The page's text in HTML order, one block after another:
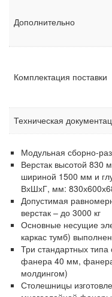
Пластиковые лотки и
Стеллажи
Шкафы
Тележки ручные для
Колеса и колесные
Контейнеры
Грузоподъемное
Нестандартные
Платформы подкатные
Дополнительно
Комплектация поставки
Техническая
Модульная сборно-
Верстак высотой 830
шириной 1500 мм и
ВхШхГ, мм:
Допустимая
верстак – до 3000 кг
Основные несущие
каркас тумб)
Три стандартных
фанера 40 мм,
молдингом)
Столешницы